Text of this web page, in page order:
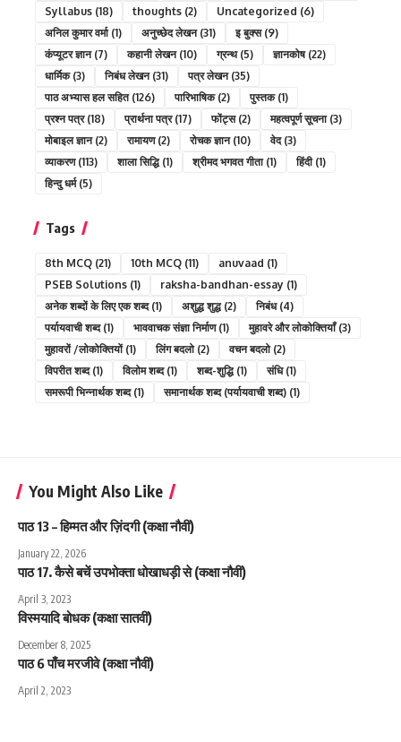
Syllabus (18) thoughts (2) Uncategorized (6)
अनिल कुमार वर्मा(1) अनुच्छेद लेखन(31) इ बुक्स(9)
कंप्यूटर ज्ञान(7) कहानी लेखन(10) ग्रन्थ(5) ज्ञानकोष(22)
धार्मिक(3) निबंध लेखन(31) पत्र लेखन(35)
पाठ अभ्यास हल सहित(126) पारिभाषिक(2) पुस्तक(1)
प्रश्न पत्र(18) प्रार्थना पत्र(17) फोंट्स(2) महत्वपूर्ण सूचना(3)
मोबाइल ज्ञान(2) रामायण(2) रोचक ज्ञान(10) वेद(3)
व्याकरण(113) शाला सिद्धि(1) श्रीमद भगवत गीता(1) हिंदी(1)
हिन्दु धर्म(5)
Tags
8th MCQ (21) 10th MCQ (11) anuvaad (1)
PSEB Solutions (1) raksha-bandhan-essay (1)
अनेक शब्दों के लिए एक शब्द(1) अशुद्ध शुद्ध(2) निबंध(4)
पर्यायवाची शब्द(1) भाववाचक संज्ञा निर्माण(1) मुहावरे और लोकोक्तियाँ(3)
मुहावरों /लोकोक्तियों(1) लिंग बदलो(2) वचन बदलो(2)
विपरीत शब्द(1) विलोम शब्द(1) शब्द-शुद्धि(1) संधि(1)
समरूपी भिन्नार्थक शब्द(1) समानार्थक शब्द (पर्यायवाची शब्द) (1)
You Might Also Like
पाठ 13 – हिम्मत और ज़िंदगी (कक्षा नौवीं)
January 22, 2026
पाठ 17. कैसे बचें उपभोक्ता धोखाधड़ी से (कक्षा नौवीं)
April 3, 2023
विस्मयादि बोधक (कक्षा सातवीं)
December 8, 2025
पाठ 6 पाँच मरजीवे (कक्षा नौवीं)
April 2, 2023